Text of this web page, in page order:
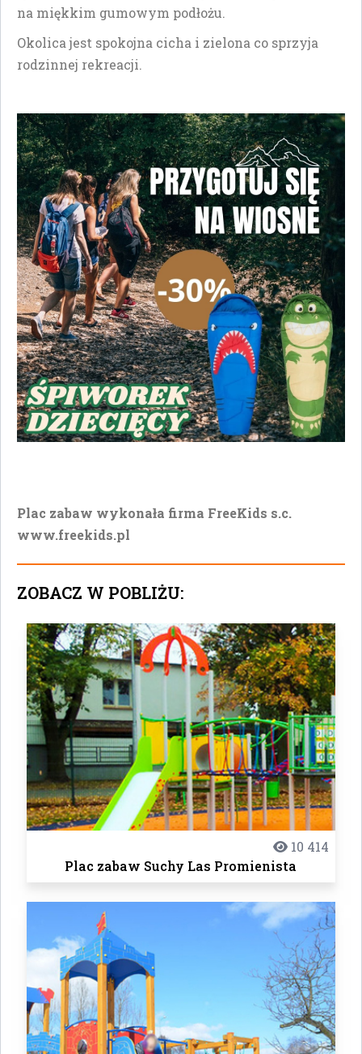
na miękkim gumowym podłożu.
Okolica jest spokojna cicha i zielona co sprzyja
rodzinnej rekreacji.
Plac zabaw wykonała firma FreeKids s.c.
www.freekids.pl
ZOBACZ W POBLIŻU:
10 414
Plac zabaw Suchy Las Promienista